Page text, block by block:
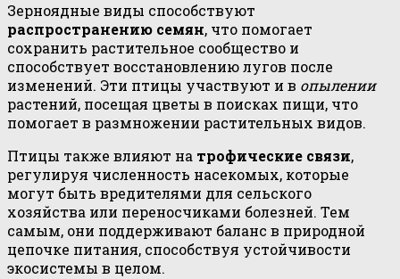
Зерноядные виды способствуют
распространению семян, что помогает
сохранить растительное сообщество и
способствует восстановлению лугов после
изменений. Эти птицы участвуют и в опылении
растений, посещая цветы в поисках пищи, что
помогает в размножении растительных видов.
Птицы также влияют на трофические связи,
регулируя численность насекомых, которые
могут быть вредителями для сельского
хозяйства или переносчиками болезней. Тем
самым, они поддерживают баланс в природной
цепочке питания, способствуя устойчивости
экосистемы в целом.